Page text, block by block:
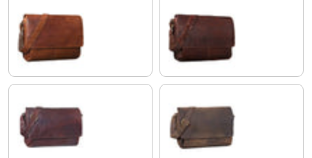
koniakowy brąz koniakowy - ciemnobrązowy
hebanowo - brązowy kolorado - brązowy